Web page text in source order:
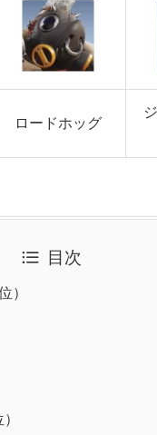
ロードホッグ
目次
）